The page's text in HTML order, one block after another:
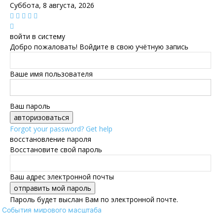
Суббота, 8 августа, 2026
войти в систему
Добро пожаловать! Войдите в свою учётную запись
Ваше имя пользователя
Ваш пароль
Forgot your password? Get help
восстановление пароля
Восстановите свой пароль
Ваш адрес электронной почты
Пароль будет выслан Вам по электронной почте.
События мирового масштаба